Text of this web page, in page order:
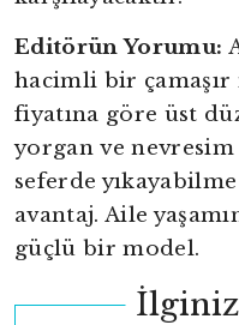
Editörün Yorumu:
hacimli bir
fiyatına göre üst
yorgan ve
seferde
avantaj. Aile
güçlü bir model.